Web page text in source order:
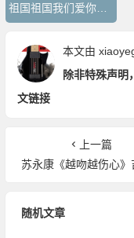
祖国祖国我们爱你吉他谱
本文由
除非特殊声明
文链接
上一篇
苏永康《越吻越伤心》吉他谱G调吉他弹
随机文章